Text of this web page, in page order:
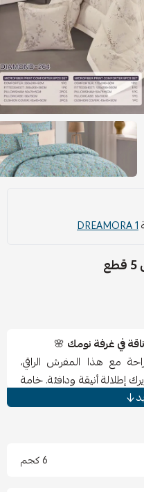
DREAMORA 1
في غرفة نومك 🌸
مع هذا المفرش الراقي،
أنيقة ودافئة. خامة
والغسيل، ليبقى
6 كجم